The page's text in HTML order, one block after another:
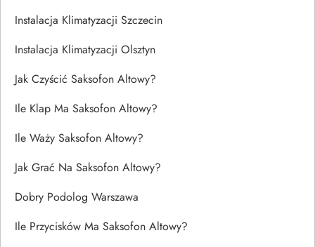
Instalacja Klimatyzacji Szczecin
Instalacja Klimatyzacji Olsztyn
Jak Czyścić Saksofon Altowy?
Ile Klap Ma Saksofon Altowy?
Ile Waży Saksofon Altowy?
Jak Grać Na Saksofon Altowy?
Dobry Podolog Warszawa
Ile Przycisków Ma Saksofon Altowy?